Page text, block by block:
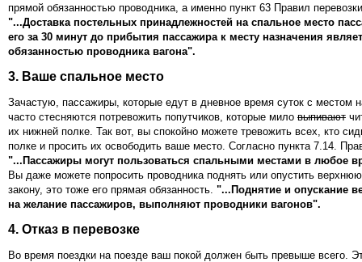
прямой обязанностью проводника, а именно пункт 63 Правил
"...Доставка постельных принадлежностей на спальное место
его за 30 минут до прибытия пассажира к месту назначения
обязанностью проводника вагона".
3. Ваше спальное место
Зачастую, пассажиры, которые едут в дневное время суток с местом
часто стесняются потревожить попутчиков, которые мило выпивают
их нижней полке. Так вот, вы спокойно можете тревожить всех, кто
полке и просить их освободить ваше место. Согласно пункта 7.14.
"...Пассажиры могут пользоваться спальными местами в любое
Вы даже можете попросить проводника поднять или опустить
закону, это тоже его прямая обязанность. "...Поднятие и опускание
на желание пассажиров, выполняют проводники вагонов".
4. Отказ в перевозке
Во время поездки на поезде ваш покой должен быть превыше всего.